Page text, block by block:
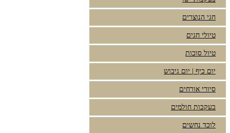
חגי הנוצרים
טיולי חגים
טיול סוכות
יום כיף | יום גיבוש
סיורי אורחים
בעקבות חולמים
לוכד נחשים